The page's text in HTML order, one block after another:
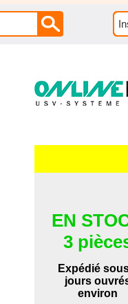
EN
3
Expédié
jours
environ